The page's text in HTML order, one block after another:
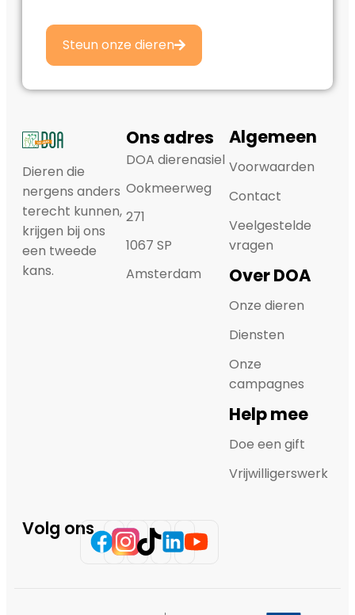
Steun onze dieren
Dieren die
nergens anders
terecht kunnen,
krijgen bij ons
een tweede
kans.
Ons adres
DOA dierenasiel
Ookmeerweg
271
1067 SP
Amsterdam
Algemeen
Voorwaarden
Contact
Veelgestelde
vragen
Over DOA
Onze dieren
Diensten
Onze
campagnes
Help mee
Doe een gift
Vrijwilligerswerk
Volg ons